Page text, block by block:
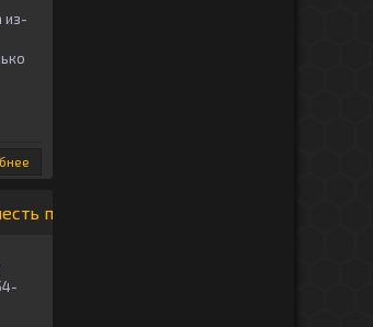
из-
первой годовщины